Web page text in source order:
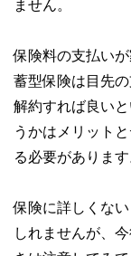
ません。
保険料の支払い
蓄型保険は目先
解約すれば良い
うかはメリット
る必要があります
保険に詳しくな
しれませんが、